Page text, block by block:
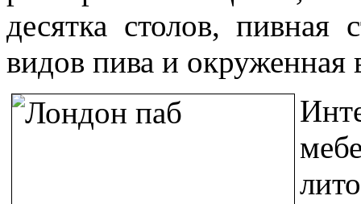
десятка столов, пивная
видов пива и